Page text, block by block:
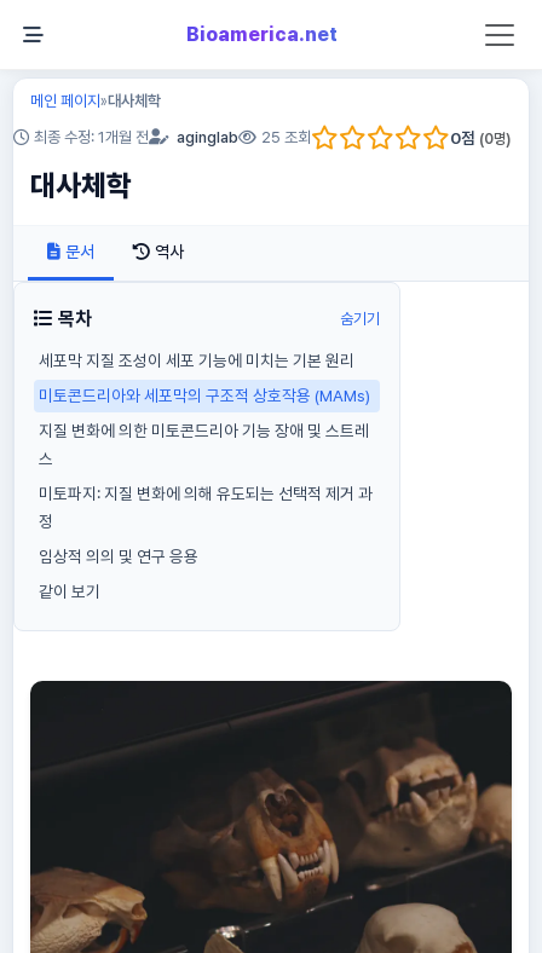
Bioamerica.net
메인 페이지»대사체학
최종 수정: 1개월 전 aginglab 25 조회 0점 (0명)
대사체학
문서 역사
목차 숨기기
세포막 지질 조성이 세포 기능에 미치는 기본 원리
미토콘드리아와 세포막의 구조적 상호작용 (MAMs)
지질 변화에 의한 미토콘드리아 기능 장애 및 스트레
스
미토파지: 지질 변화에 의해 유도되는 선택적 제거 과
정
임상적 의의 및 연구 응용
같이 보기